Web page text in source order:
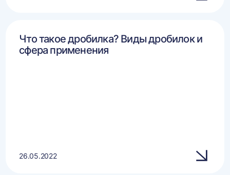
Что такое дробилка? Виды дробилок и
сфера применения
26.05.2022